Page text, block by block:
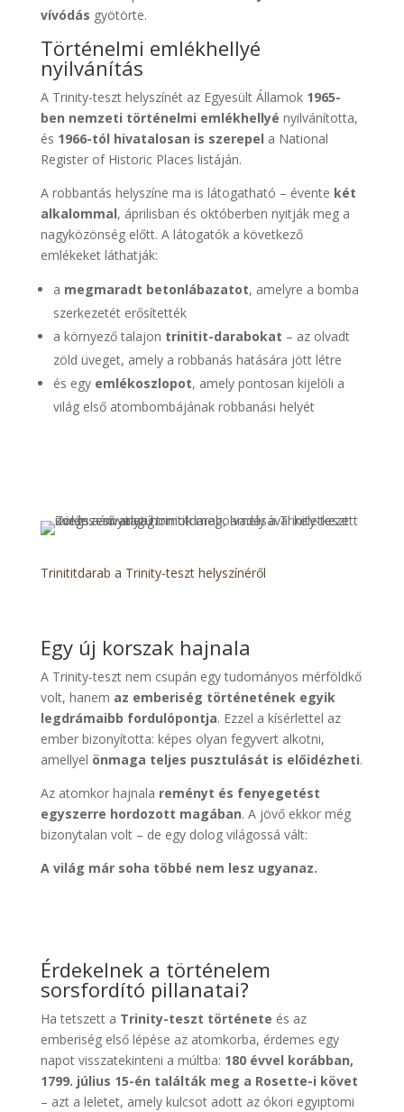
vívódás gyötörte.
Történelmi emlékhellyé
nyilvánítás
A Trinity-teszt helyszínét az Egyesült Államok 1965-
ben nemzeti történelmi emlékhellyé nyilvánította,
és 1966-tól hivatalosan is szerepel a National
Register of Historic Places listáján.
A robbantás helyszíne ma is látogatható – évente két
alkalommal, áprilisban és októberben nyitják meg a
nagyközönség előtt. A látogatók a következő
emlékeket láthatják:
a megmaradt betonlábazatot, amelyre a bomba
szerkezetét erősítették
a környező talajon trinitit-darabokat – az olvadt
zöld üveget, amely a robbanás hatására jött létre
és egy emlékoszlopot, amely pontosan kijelöli a
világ első atombombájának robbanási helyét
Trinititdarab a Trinity-teszt helyszínéről
Egy új korszak hajnala
A Trinity-teszt nem csupán egy tudományos mérföldkő
volt, hanem az emberiség történetének egyik
legdrámaibb fordulópontja. Ezzel a kísérlettel az
ember bizonyította: képes olyan fegyvert alkotni,
amellyel önmaga teljes pusztulását is előidézheti.
Az atomkor hajnala reményt és fenyegetést
egyszerre hordozott magában. A jövő ekkor még
bizonytalan volt – de egy dolog világossá vált:
A világ már soha többé nem lesz ugyanaz.
Érdekelnek a történelem
sorsfordító pillanatai?
Ha tetszett a Trinity-teszt története és az
emberiség első lépése az atomkorba, érdemes egy
napot visszatekinteni a múltba: 180 évvel korábban,
1799. július 15-én találták meg a Rosette-i követ
– azt a leletet, amely kulcsot adott az ókori egyiptomi